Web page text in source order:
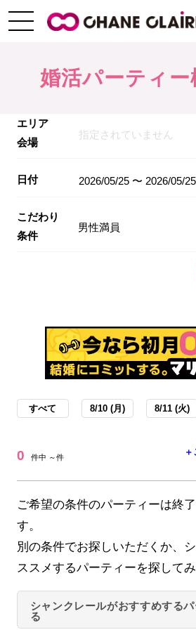
婚活パーティー
エリア
会場
指定されていません
日付 2026/05/25 〜 2026/05/25
こだわり
条件
男性満員
すべて 8/10 (月) 8/11 (火)
0 件中 ～件
ご希望の条件のパーティーは終
す。
別の条件でお探しいただくか、
ススメするパーティーを探して
シャンクレールがおすすめする
る